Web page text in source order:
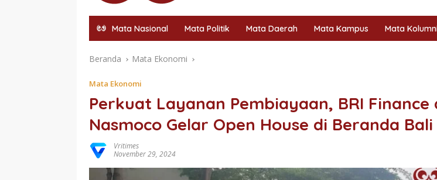
Mata Nasional Mata Politik Mata Daerah Mata Kampus Mata
Beranda Mata Ekonomi
Mata Ekonomi
Perkuat Layanan Pembiayaan, BRI Finance
Nasmoco Gelar Open House di Beranda Bali
Vritimes
November 29, 2024